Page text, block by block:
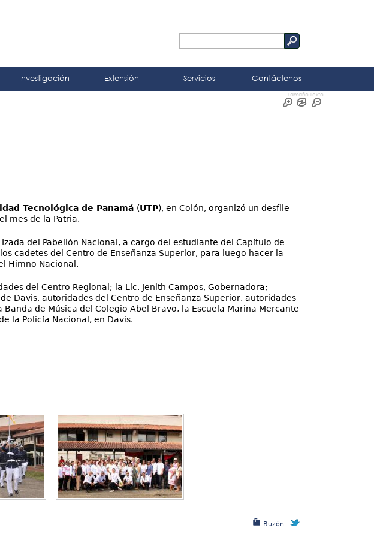
de
Investigación Extensión Servicios Contáctenos
Tamaño Texto
Tecnológica de Panamá (UTP), en Colón, organizó un desfile
mes de la Patria.
del Pabellón Nacional, a cargo del estudiante del Capítulo de
cadetes del Centro de Enseñanza Superior, para luego hacer la
Himno Nacional.
del Centro Regional; la Lic. Jenith Campos, Gobernadora;
Davis, autoridades del Centro de Enseñanza Superior, autoridades
de Música del Colegio Abel Bravo, la Escuela Marina Mercante
la Policía Nacional, en Davis.
Buzón